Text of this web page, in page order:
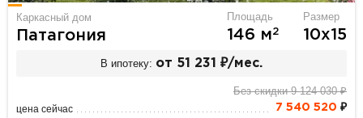
Каркасный дом
Патагония
Площадь
146 м2
Размер
10х15
В ипотеку: от 51 231 ₽/мес.
Без скидки 9 124 030 ₽
цена сейчас 7 540 520 ₽